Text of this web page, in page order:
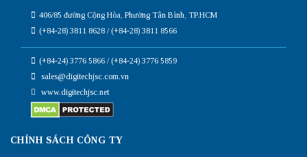
406/85 đường Cộng Hòa, Phường Tân Bình, TP.HCM
(+84-28) 3811 8628 / (+84-28) 3811 8566
(+84-24) 3776 5866 / (+84-24) 3776 5859
sales@digitechjsc.com.vn
www.digitechjsc.net
CHÍNH SÁCH CÔNG TY